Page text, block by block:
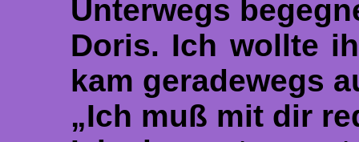
Unterwegs
Doris. Ich wollte
kam geradewegs
„Ich muß mit dir